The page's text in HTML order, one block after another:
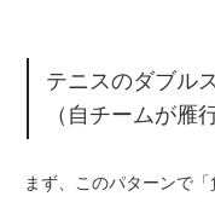
テニスのダブル
（自チームが雁
まず、このパターンで